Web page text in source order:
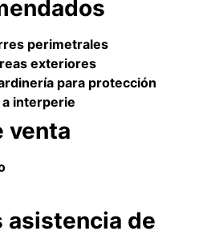
perimetrales
exteriores
para protección
interperie
venta
asistencia de